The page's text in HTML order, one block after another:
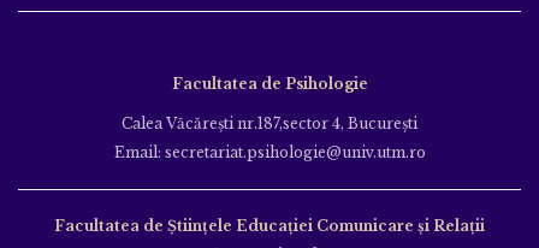
Facultatea de Psihologie
Calea Văcăreşti nr.187,sector 4, Bucureşti
Email: secretariat.psihologie@univ.utm.ro
Facultatea de Ştiinţele Educației Comunicare și Relații